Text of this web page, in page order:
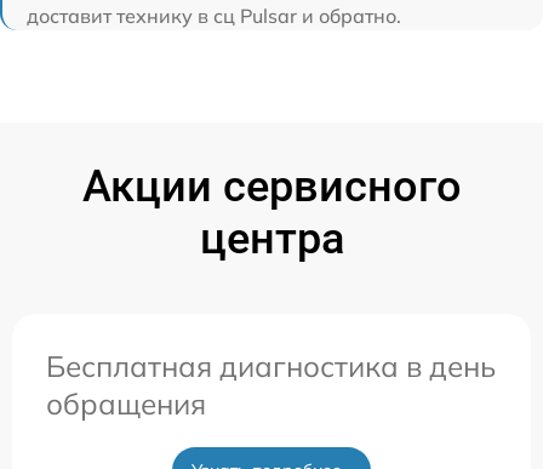
доставит технику в сц Pulsar и обратно.
Акции сервисного
центра
Бесплатная диагностика в день
обращения